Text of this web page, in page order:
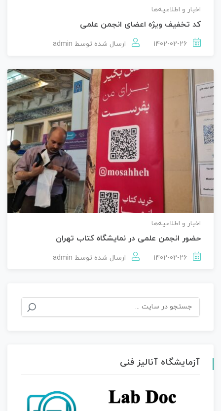
اخبار و اطلاعیه‌ها
کد تخفیف ویژه اعضای انجمن علمی
ارسال شده توسط admin
اخبار و اطلاعیه‌ها
حضور انجمن علمی در نمایشگاه کتاب تهران
ارسال شده توسط admin
جستجو
برای:
آزمایشگاه آنالیز فنی